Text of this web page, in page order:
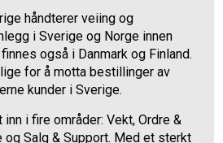
håndterer veiing og
i Sverige og Norge innen
også i Danmark og Finland.
for å motta bestillinger av
kunder i Sverige.
i fire områder: Vekt, Ordre &
og Salg & Support. Med et sterkt